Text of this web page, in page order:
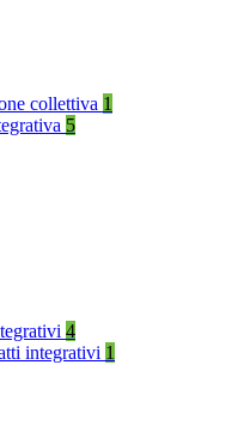
collettiva 1
5
4
integrativi 1